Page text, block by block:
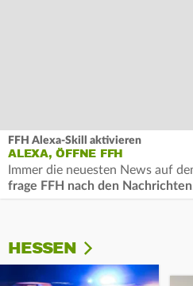
FFH Alexa-Skill aktivieren
ALEXA, ÖFFNE FFH
Immer die neuesten News auf
frage FFH nach den Nachrichten
HESSEN